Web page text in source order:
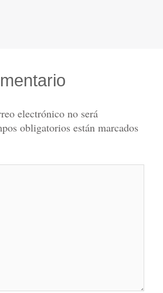
electrónico no será
obligatorios están marcados